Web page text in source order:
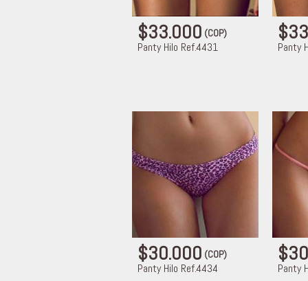
$33.000(COP)
Panty Hilo Ref.4431 Panty
$30.000(COP)
Panty Hilo Ref.4434 Panty